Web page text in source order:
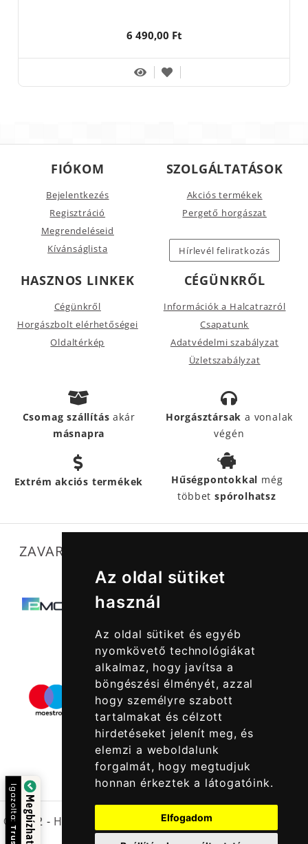
Az oldal sütiket
használ
Az oldal sütiket és egyéb
nyomkövető technológiákat
alkalmaz, hogy javítsa a
böngészési élményét, azzal
hogy személyre szabott
tartalmakat és célzott
hirdetéseket jelenít meg, és
elemzi a weboldalunk
forgalmát, hogy megtudjuk
honnan érkeztek a látogatóink.
Elfogadom
6 490,00 Ft
FIÓKOM
Bejelentkezés
Regisztráció
Megrendeléseid
Kívánságlista
SZOLGÁLTATÁSOK
Akciós termékek
Pergető horgászat
Hírlevél feliratkozás
HASZNOS LINKEK
Cégünkről
Horgászbolt elérhetőségei
Oldaltérkép
CÉGÜNKRŐL
Információk a Halcatrazról
Csapatunk
Adatvédelmi szabályzat
Üzletszabályzat
Csomag szállításakár
másnapra
Horgásztársak a vonalak
végén
Extrém akciós termékek Hűségpontokkal még
többetspórolhatsz
ZAVARTALAN MŰKÖDÉSÜNKET SEGÍTIK
© 2022 - Halcatraz Kft.
Igazolta: